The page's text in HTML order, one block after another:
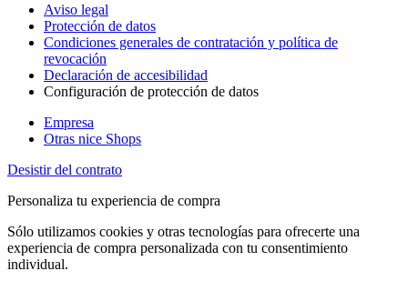
Aviso legal
Protección de datos
Condiciones generales de contratación y política de
revocación
Declaración de accesibilidad
Configuración de protección de datos
Empresa
Otras nice Shops
Desistir del contrato
Personaliza tu experiencia de compra
Sólo utilizamos cookies y otras tecnologías para ofrecerte una
experiencia de compra personalizada con tu consentimiento
individual.